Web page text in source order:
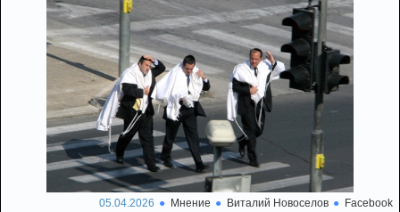
05.04.2026 Мнение Виталий Новоселов Facebook